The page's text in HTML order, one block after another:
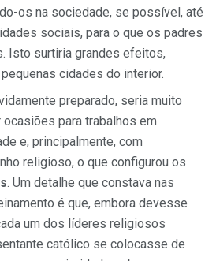
os na sociedade, se possível, até
sociais, para o que os padres
Isto surtiria grandes efeitos,
cidades do interior.
preparado, seria muito
para trabalhos em
e, principalmente, com
religioso, o que configurou os
. Um detalhe que constava nas
é que, embora devesse
um dos líderes religiosos
católico se colocasse de